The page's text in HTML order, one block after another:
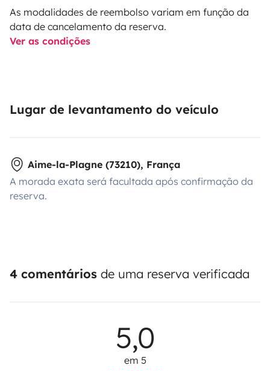
As modalidades de reembolso variam em função da
data de cancelamento da reserva.
Ver as condições
Lugar de levantamento do veículo
Aime-la-Plagne (73210), França
A morada exata será facultada após confirmação da
reserva.
4 comentários de uma reserva verificada
5,0
em 5